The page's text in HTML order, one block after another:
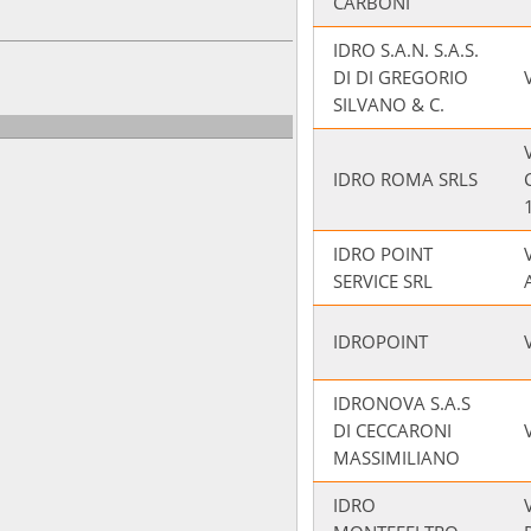
IDRO S.A.N. S.A.S.
DI DI GREGORIO
SILVANO & C.
IDRO ROMA SRLS
IDRO POINT
SERVICE SRL
IDROPOINT
IDRONOVA S.A.S
DI CECCARONI
MASSIMILIANO
IDRO